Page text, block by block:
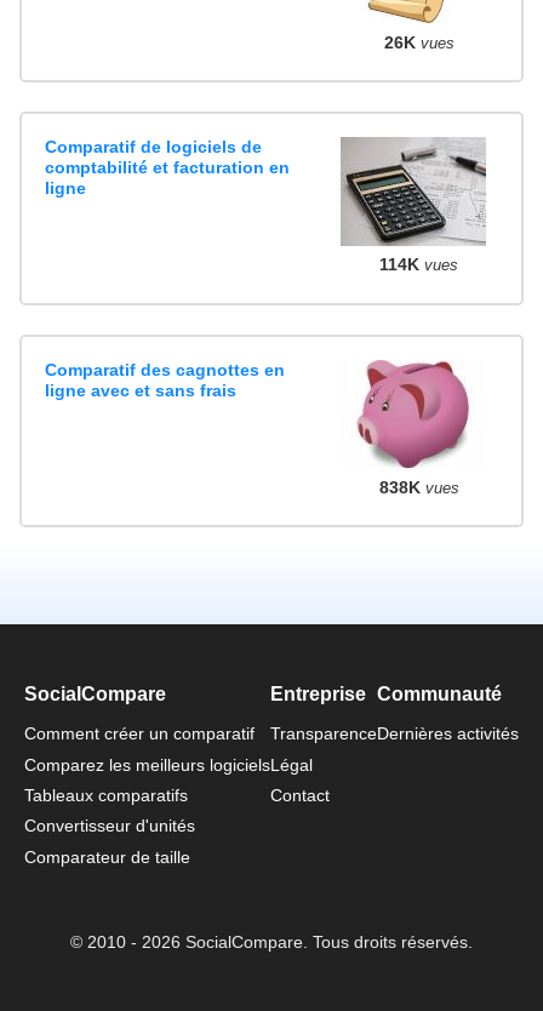
26K vues
Comparatif de logiciels de
comptabilité et facturation en
ligne
114K vues
Comparatif des cagnottes en
ligne avec et sans frais
838K vues
SocialCompare
Comment créer un comparatif
Comparez les meilleurs logiciels
Tableaux comparatifs
Convertisseur d'unités
Comparateur de taille
Entreprise
Transparence
Légal
Contact
Communauté
Dernières activités
© 2010 - 2026 SocialCompare. Tous droits réservés.